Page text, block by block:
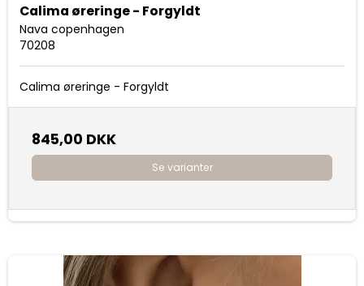
Calima øreringe - Forgyldt
Nava copenhagen
70208
Calima øreringe - Forgyldt
845,00 DKK
Se varianter